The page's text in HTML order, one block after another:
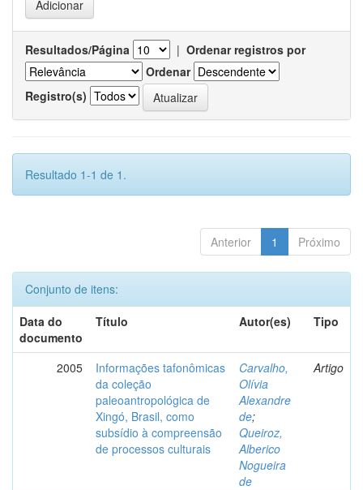
Resultados/Página | Ordenar registros por
Ordenar
Registro(s)
Resultado 1-1 de 1.
Anterior 1 Próximo
Conjunto de itens:
Data do
documento
Título Autor(es) Tipo
2005
Informações tafonômicas
da coleção
paleoantropológica de
Xingó, Brasil, como
subsídio à compreensão
de processos culturais
Carvalho,
Olívia
Alexandre
de;
Queiroz,
Alberico
Nogueira
de
Artigo